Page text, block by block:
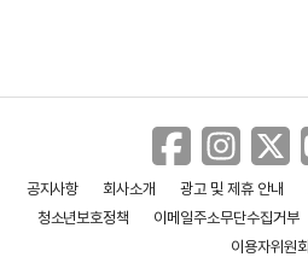
더 킬러스
공지사항 회사소개 광고 및 제휴 안내
청소년보호정책
이메일주소무단수집거부
이용자위원회